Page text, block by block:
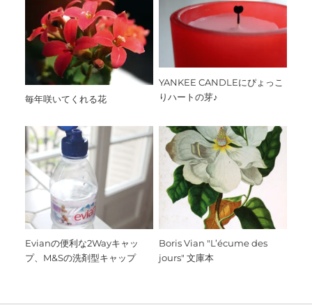
毎年咲いてくれる花
YANKEE CANDLEにぴょっこ
りハートの芽♪
Evianの便利な2Wayキャッ
プ、M&Sの洗剤型キャップ
Boris Vian "L’écume des
jours" 文庫本